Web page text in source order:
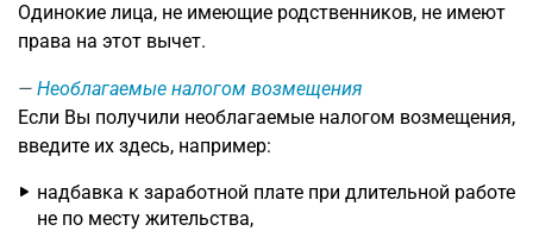
Одинокие лица, не имеющие родственников, не имеют
права на этот вычет.
Необлагаемые налогом возмещения
Если Вы получили необлагаемые налогом возмещения,
введите их здесь, например:
надбавка к заработной плате при длительной работе
не по месту жительства,